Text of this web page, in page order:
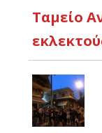
Ταμείο